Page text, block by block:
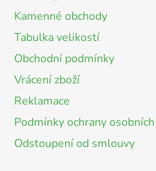
Kamenné obchody
Tabulka velikostí
Obchodní podmínky
Vrácení zboží
Reklamace
Podmínky ochrany
Odstoupení od smlouvy